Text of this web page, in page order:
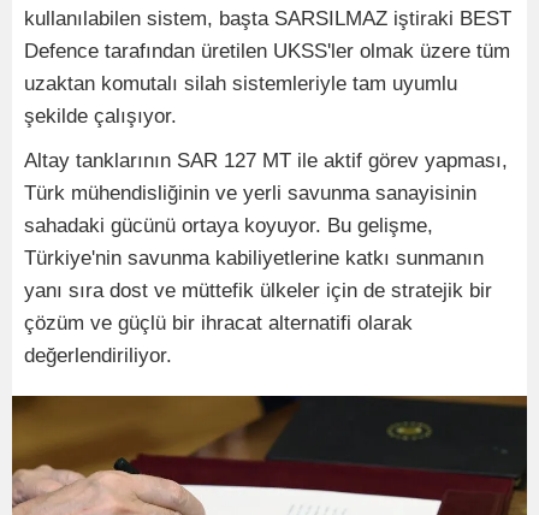
kullanılabilen sistem, başta SARSILMAZ iştiraki BEST
Defence tarafından üretilen UKSS'ler olmak üzere tüm
uzaktan komutalı silah sistemleriyle tam uyumlu
şekilde çalışıyor.
Altay tanklarının SAR 127 MT ile aktif görev yapması,
Türk mühendisliğinin ve yerli savunma sanayisinin
sahadaki gücünü ortaya koyuyor. Bu gelişme,
Türkiye'nin savunma kabiliyetlerine katkı sunmanın
yanı sıra dost ve müttefik ülkeler için de stratejik bir
çözüm ve güçlü bir ihracat alternatifi olarak
değerlendiriliyor.